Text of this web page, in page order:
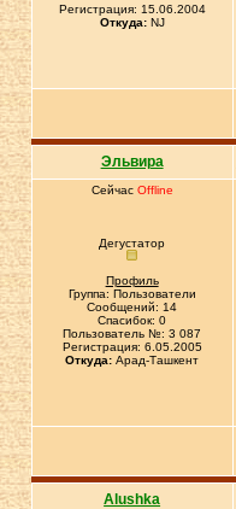
Регистрация: 15.06.2004
Откуда:NJ
Эльвира
Сейчас Offline
Дегустатор
Профиль
Группа: Пользователи
Сообщений: 14
Спасибок: 0
Пользователь №: 3 087
Регистрация: 6.05.2005
Откуда: Арад-Ташкент
Alushka